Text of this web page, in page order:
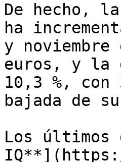
De hecho,
ha
y
euros, y la
10,3 %,
bajada de
Los